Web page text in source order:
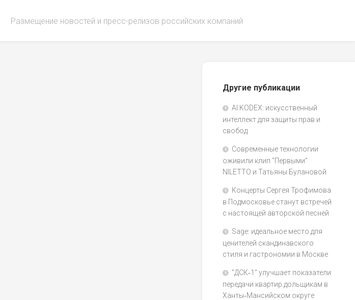
Размещение новостей и пресс-релизов российских компаний
Другие публикации
AI KODEX: искусственный
интеллект для защиты прав и
свобод
Современные технологии
оживили клип "Первыми"
NILETTO и Татьяны Булановой
Концерты Сергея Трофимова
в Подмосковье станут встречей
с настоящей авторской песней
Sage: идеальное место для
ценителей скандинавского
стиля и гастрономии в Москве
"ДСК‑1" улучшает показатели
передачи квартир дольщикам в
Ханты‑Мансийском округе